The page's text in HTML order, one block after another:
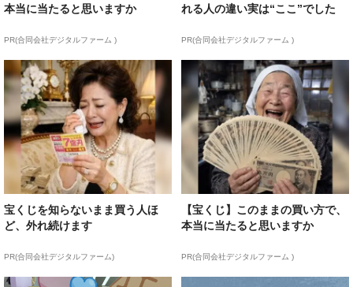
本当に当たると思いますか
PR(合同会社デジタルファーム )
れる人の違い実は“ここ”でした
PR(合同会社デジタルファーム )
宝くじを知らないまま買う人ほ
ど、外れ続けます
PR(合同会社デジタルファーム)
【宝くじ】このままの買い方で、
本当に当たると思いますか
PR(合同会社デジタルファーム )